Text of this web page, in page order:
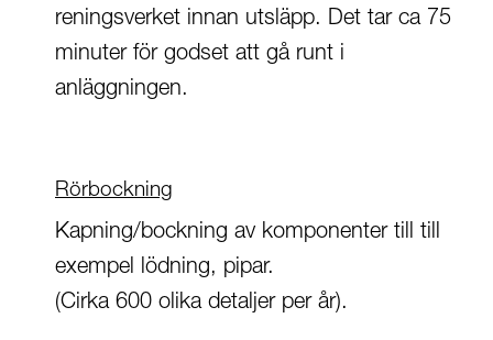
reningsverket innan utsläpp. Det tar ca 75
minuter för godset att gå runt i
anläggningen.
Rörbockning
Kapning/bockning av komponenter till till
exempel lödning, pipar.
(Cirka 600 olika detaljer per år).